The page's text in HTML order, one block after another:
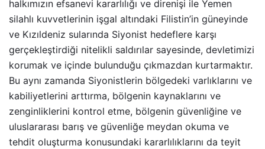
halkımızın efsanevi kararlılığı ve direnişi ile Yemen
silahlı kuvvetlerinin işgal altındaki Filistin’in güneyinde
ve Kızıldeniz sularında Siyonist hedeflere karşı
gerçekleştirdiği nitelikli saldırılar sayesinde, devletimizi
korumak ve içinde bulunduğu çıkmazdan kurtarmaktır.
Bu aynı zamanda Siyonistlerin bölgedeki varlıklarını ve
kabiliyetlerini arttırma, bölgenin kaynaklarını ve
zenginliklerini kontrol etme, bölgenin güvenliğine ve
uluslararası barış ve güvenliğe meydan okuma ve
tehdit oluşturma konusundaki kararlılıklarını da teyit